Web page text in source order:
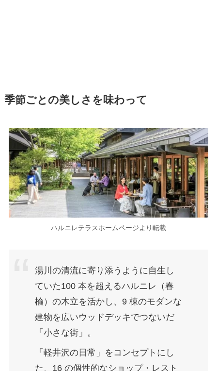
季節ごとの美しさを味わって
ハルニレテラスホームページより転載
湯川の清流に寄り添うように自生し
ていた100 本を超えるハルニレ（春
楡）の木立を活かし、9 棟のモダンな
建物を広いウッドデッキでつないだ
「小さな街」。
「軽井沢の日常」をコンセプトにし
た、16 の個性的なショップ・レスト